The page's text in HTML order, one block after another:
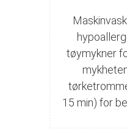
tøymykner
15 min) for